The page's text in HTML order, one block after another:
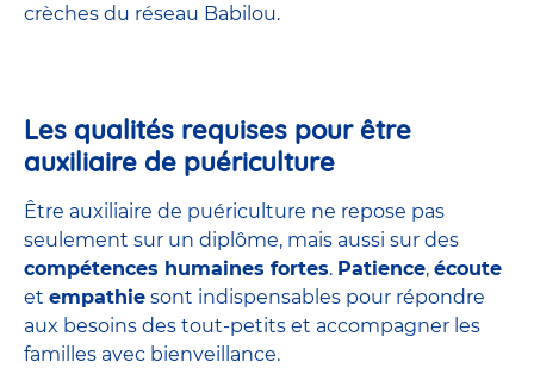
crèches du réseau Babilou.
Les qualités requises pour être
auxiliaire de puériculture
Être auxiliaire de puériculture ne repose pas
seulement sur un diplôme, mais aussi sur des
compétences humaines fortes. Patience, écoute
et empathie sont indispensables pour répondre
aux besoins des tout-petits et accompagner les
familles avec bienveillance.